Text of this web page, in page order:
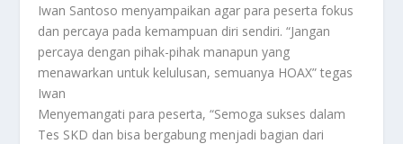
Iwan Santoso menyampaikan agar para peserta fokus
dan percaya pada kemampuan diri sendiri. “Jangan
percaya dengan pihak-pihak manapun yang
menawarkan untuk kelulusan, semuanya HOAX” tegas
Iwan
Menyemangati para peserta, “Semoga sukses dalam
Tes SKD dan bisa bergabung menjadi bagian dari